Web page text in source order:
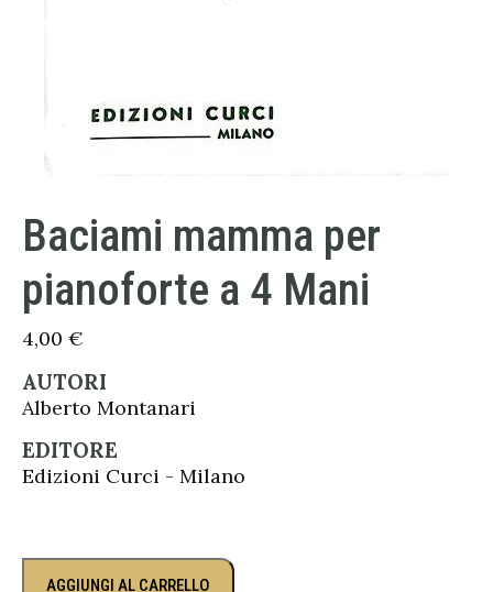
Baciami mamma per
pianoforte a 4 Mani
4,00 €
AUTORI
Alberto Montanari
EDITORE
Edizioni Curci - Milano
AGGIUNGI AL CARRELLO